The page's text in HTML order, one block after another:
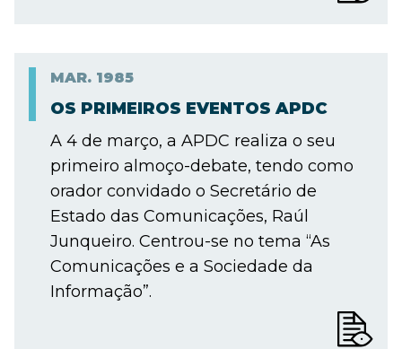
MAR. 1985
OS PRIMEIROS EVENTOS APDC
A 4 de março, a APDC realiza o seu
primeiro almoço-debate, tendo como
orador convidado o Secretário de
Estado das Comunicações, Raúl
Junqueiro. Centrou-se no tema “As
Comunicações e a Sociedade da
Informação”.